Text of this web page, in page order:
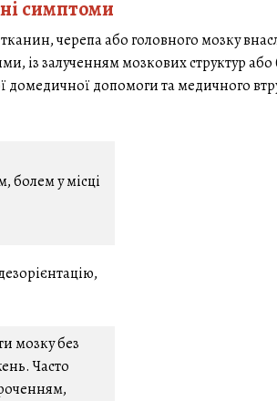
симптоми
черепа або головного мозку
із залученням мозкових структур або
допомоги та медичного
болем у місці
мозку без
Часто